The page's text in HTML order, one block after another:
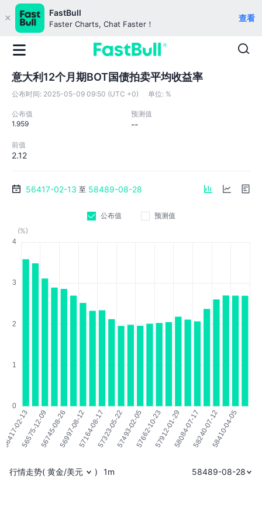
FastBull
Faster Charts, Chat Faster！
查看
意大利12个月期BOT国债拍卖平均收益率
公布时间: 2025-05-09 09:50 (UTC +0) 单位: %
公布值
1.959
预测值
--
前值
2.12
56417-02-13 至 58489-08-28
公布值
预测值
(%)
行情走势( 黄金/美元 ) 1m 58489-08-28